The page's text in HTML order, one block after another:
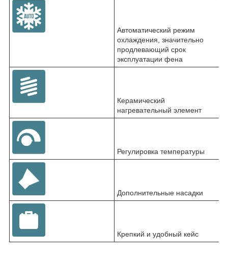
Автоматический режим
охлаждения, значительно
продлевающий срок
эксплуатации фена
Керамический
нагревательный элемент
Регулировка температуры
Дополнительные насадки
Крепкий и удобный кейс